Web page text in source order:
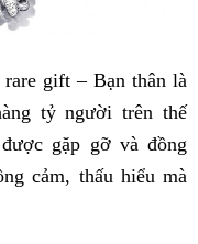
gift – Bạn thân là
tỷ người trên thế
gặp gỡ và đồng
cảm, thấu hiểu mà